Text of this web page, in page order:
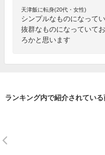
天津飯に転身(20代・女性)
シンプルなものになって
抜群なものになっていて
ろかと思います
ランキング内で紹介されてい